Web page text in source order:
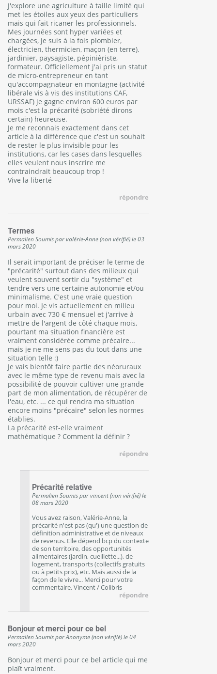
J'explore une agriculture à taille limité qui
met les étoiles aux yeux des particuliers
mais qui fait ricaner les professionnels.
Mes journées sont hyper variées et
chargées, je suis à la fois plombier,
électricien, thermicien, maçon (en terre),
jardinier, paysagiste, pépinièriste,
formateur. Officiellement j'ai pris un statut
de micro-entrepreneur en tant
qu'accompagnateur en montagne (activité
libérale vis à vis des institutions CAF,
URSSAF) je gagne environ 600 euros par
mois c'est la précarité (sobriété dirons
certain) heureuse.
Je me reconnais exactement dans cet
article à la différence que c'est un souhait
de rester le plus invisible pour les
institutions, car les cases dans lesquelles
elles veulent nous inscrire me
contraindrait beaucoup trop !
Vive la liberté
répondre
Termes
PermalienSoumis parvalérie-Anne (non vérifié)le03
mars 2020
Il serait important de préciser le terme de
"précarité" surtout dans des milieux qui
veulent souvent sortir du "système" et
tendre vers une certaine autonomie et/ou
minimalisme. C'est une vraie question
pour moi. Je vis actuellement en milieu
urbain avec 730 € mensuel et j'arrive à
mettre de l'argent de côté chaque mois,
pourtant ma situation financière est
vraiment considérée comme précaire...
mais je ne me sens pas du tout dans une
situation telle :)
Je vais bientôt faire partie des néoruraux
avec le même type de revenu mais avec la
possibilité de pouvoir cultiver une grande
part de mon alimentation, de récupérer de
l'eau, etc. ... ce qui rendra ma situation
encore moins "précaire" selon les normes
établies.
La précarité est-elle vraiment
mathématique ? Comment la définir ?
répondre
Précarité relative
PermalienSoumis parvincent (non vérifié)le
08 mars 2020
Vous avez raison, Valérie-Anne, la
précarité n'est pas (qu') une question de
définition administrative et de niveaux
de revenus. Elle dépend bcp du contexte
de son territoire, des opportunités
alimentaires (jardin, cueillette...), de
logement, transports (collectifs gratuits
ou à petits prix), etc. Mais aussi de la
façon de le vivre... Merci pour votre
commentaire. Vincent / Colibris
répondre
Bonjour et merci pour ce bel
PermalienSoumis parAnonyme (non vérifié)le04
mars 2020
Bonjour et merci pour ce bel article qui me
plaît vraiment.